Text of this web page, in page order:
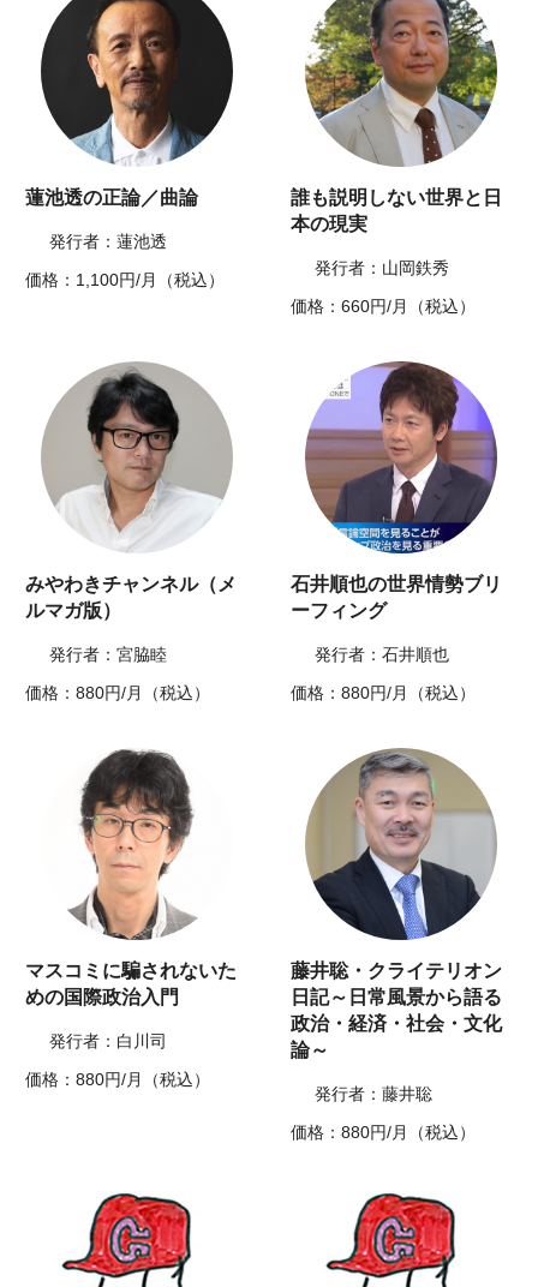
蓮池透の正論／曲論
発行者：蓮池透
価格：1,100円/月（税込）
誰も説明しない世界と日
本の現実
発行者：山岡鉄秀
価格：660円/月（税込）
みやわきチャンネル（メ
ルマガ版）
発行者：宮脇睦
価格：880円/月（税込）
石井順也の世界情勢ブリ
ーフィング
発行者：石井順也
価格：880円/月（税込）
マスコミに騙されないた
めの国際政治入門
発行者：白川司
価格：880円/月（税込）
藤井聡・クライテリオン
日記～日常風景から語る
政治・経済・社会・文化
論～
発行者：藤井聡
価格：880円/月（税込）